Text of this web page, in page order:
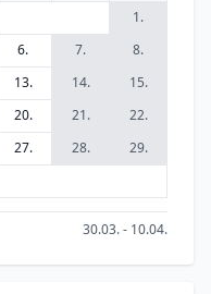
1.
6. 7.
8.
13. 14.
15.
20. 21.
22.
27. 28.
29.
30.03. - 10.04.